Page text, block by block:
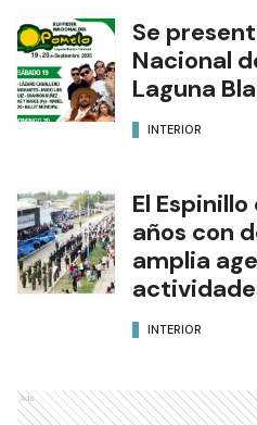
Se
Nacional
Laguna
INTERIOR
El Espinillo
años con
amplia
INTERIOR
Ads